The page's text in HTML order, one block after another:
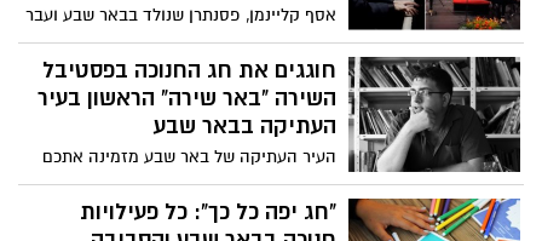
אסף קליינמן, פסנתרן שנולד בבאר שבע ועבר
לחו"ל, מופיע בארץ ובעולם וכובש את הבמות
הגדולות, אך לא שוכח לחזור ולהופיע גם בבית
עם הסינפונייטה הישראלית: "מרגש כל פעם
מחדש"
חוגגים את חג החנוכה בפסטיבל
השירה "באר שירה" הראשון בעיר
העתיקה בבאר שבע
העיר העתיקה של באר שבע מזמינה אתכם
לחגוג את חג החנוכה באירוע השירה הראשון
בבאר שבע "באר שירה", שיתקיים במוקדים
שונים ברחבי העיר העתיקה בין הימים שלישי
"חג יפה כל כך": כל פעילויות